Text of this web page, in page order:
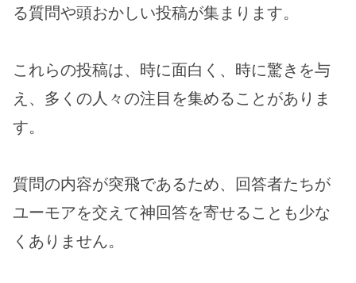
る質問や頭おかしい投稿が集まります。
これらの投稿は、時に面白く、時に驚きを与
え、多くの人々の注目を集めることがありま
す。
質問の内容が突飛であるため、回答者たちが
ユーモアを交えて神回答を寄せることも少な
くありません。